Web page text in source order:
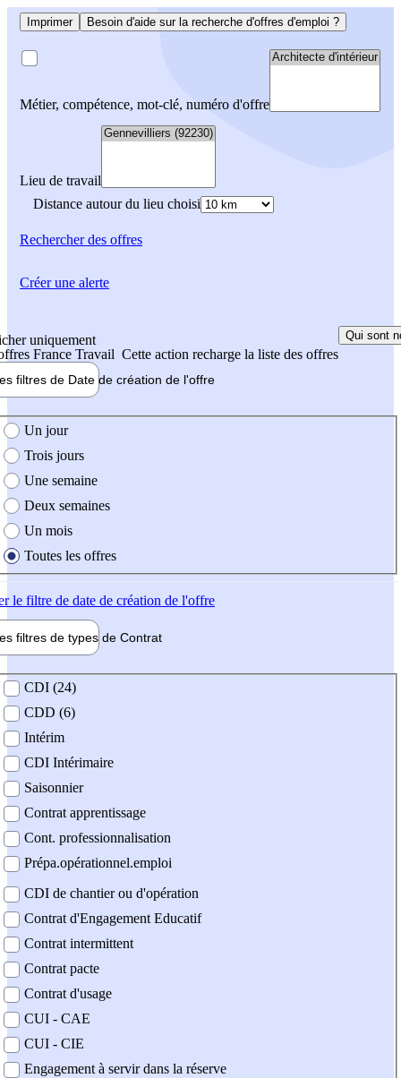
Imprimer Besoin d'aide sur la recherche d'offres d'emploi ?
Métier, compétence, mot-clé, numéro d'offre
Lieu de travail
Distance autour du lieu choisi
Rechercherdes offres
uniquement
France Travail Cette action recharge la liste des offres
Qui sont
filtres de Date de création de l'offre
création de l'offre
Un jour
Trois jours
Une semaine
Deux semaines
Un mois
Toutes les offres
le filtre de date de création de l'offre
filtres de types de Contrat
contrat
CDI (24)
CDD (6)
Intérim
CDI Intérimaire
Saisonnier
Contrat apprentissage
Cont. professionnalisation
Prépa.opérationnel.emploi
CDI de chantier ou d'opération
Contrat d'Engagement Educatif
Contrat intermittent
Contrat pacte
Contrat d'usage
CUI - CAE
CUI - CIE
Engagement à servir dans la réserve
Créer une alerte